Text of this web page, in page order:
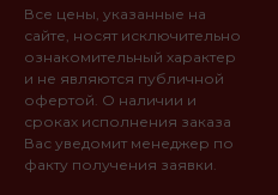
Все цены, указанные на
сайте, носят исключительно
ознакомительный характер
и не являются публичной
офертой. О наличии и
сроках исполнения заказа
Вас уведомит менеджер по
факту получения заявки.